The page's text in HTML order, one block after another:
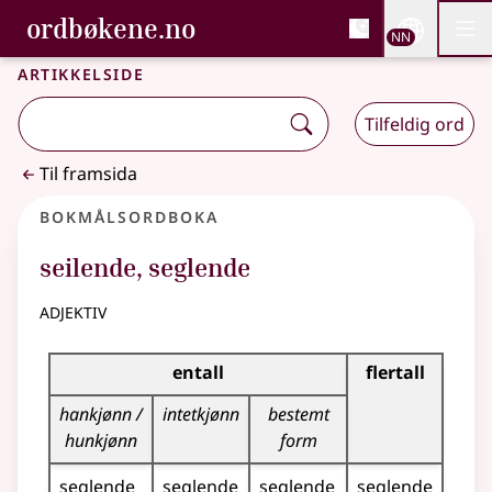
Gå til hovudinnhald
Tilgjenge
ordbøkene.no, Bokmålsordboka og
Bokmålsordboka og Nynorskordboka
NN
Artikkelside
Tilfeldig ord
Til framsida
Bokmålsordboka
seilende, seglende
adjektiv
Bøyingstabell for dette adjektivet
entall
flertall
hankjønn /
hunkjønn
intetkjønn
bestemt
form
seglende
seglende seglende seglende